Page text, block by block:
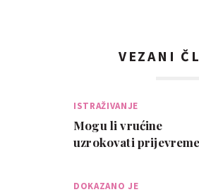
VEZANI
ISTRAŽIVANJE
Mogu li vrućine
uzrokovati
DOKAZANO JE